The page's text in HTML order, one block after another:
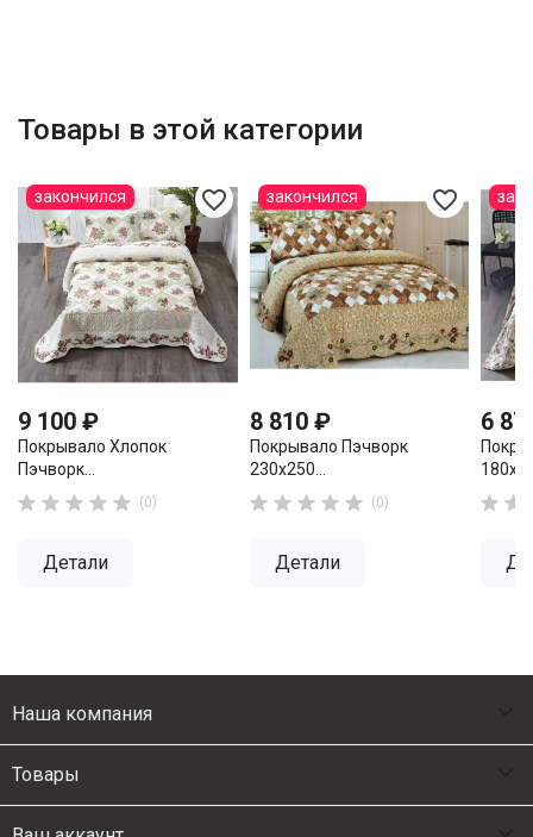
Товары в этой категории
favorite_border
9 100 ₽
Покрывало Хлопок
Пэчворк...
     (0)
Детали
закончился favorite_border
8 810 ₽
Покрывало Пэчворк
230х250...
     (0)
Детали
закончился
6
 
Наша компания
Товары